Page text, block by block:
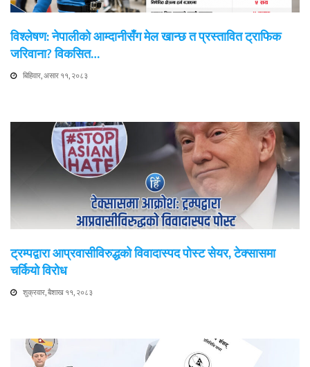
विश्लेषण: नेपालीको आम्दानीसँग मेल खान्छ त प्रस्तावित ट्राफिक
जरिवाना? विकसित…
बिहिवार, असार ११, २०८३
ट्रम्पद्वारा आप्रवासीविरुद्धको विवादास्पद पोस्ट सेयर, टेक्सासमा
चर्कियो विरोध
शुक्रवार, बैशाख ११, २०८३